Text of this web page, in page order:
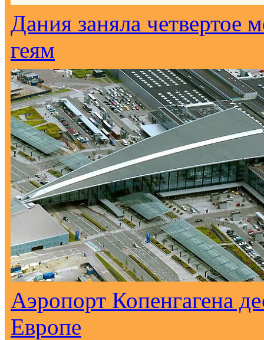
Дания заняла четвертое
геям
Аэропорт Копенгагена
Европе